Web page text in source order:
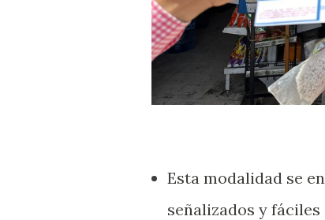
Esta modalidad se
señalizados y